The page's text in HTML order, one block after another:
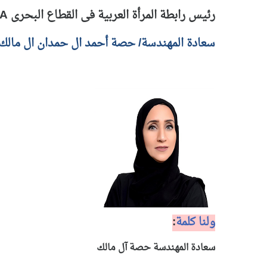
رئيس رابطة المرأة العربية فى القطاع البحرى
سعادة المهندسة/ حصة أحمد ال حمدان ال
ولنا كلمة:
سعادة المهندسة حصة آل مالك